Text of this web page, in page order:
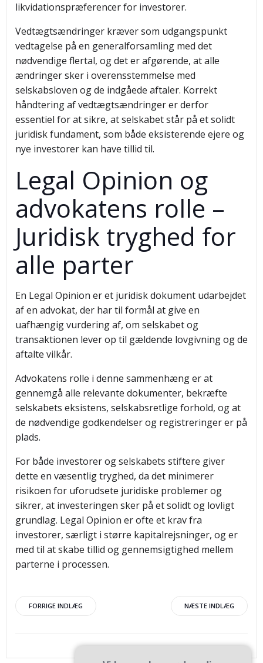
likvidationspræferencer for investorer.
Vedtægtsændringer kræver som udgangspunkt
vedtagelse på en generalforsamling med det
nødvendige flertal, og det er afgørende, at alle
ændringer sker i overensstemmelse med
selskabsloven og de indgåede aftaler. Korrekt
håndtering af vedtægtsændringer er derfor
essentiel for at sikre, at selskabet står på et solidt
juridisk fundament, som både eksisterende ejere og
nye investorer kan have tillid til.
Legal Opinion og
advokatens rolle –
Juridisk tryghed for
alle parter
En Legal Opinion er et juridisk dokument udarbejdet
af en advokat, der har til formål at give en
uafhængig vurdering af, om selskabet og
transaktionen lever op til gældende lovgivning og de
aftalte vilkår.
Advokatens rolle i denne sammenhæng er at
gennemgå alle relevante dokumenter, bekræfte
selskabets eksistens, selskabsretlige forhold, og at
de nødvendige godkendelser og registreringer er på
plads.
For både investorer og selskabets stiftere giver
dette en væsentlig tryghed, da det minimerer
risikoen for uforudsete juridiske problemer og
sikrer, at investeringen sker på et solidt og lovligt
grundlag. Legal Opinion er ofte et krav fra
investorer, særligt i større kapitalrejsninger, og er
med til at skabe tillid og gennemsigtighed mellem
parterne i processen.
Indlægsnavigation
FORRIGE INDLÆG NÆSTE INDLÆG